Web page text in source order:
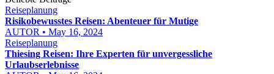
Reiseplanung
Risikobewusstes Reisen: Abenteuer für Mutige
AUTOR • May 16, 2024
Reiseplanung
Thiesing Reisen: Ihre Experten für unvergessliche
Urlaubserlebnisse